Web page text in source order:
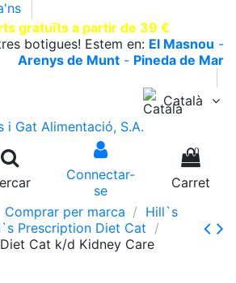
gratuïts a partir de 39 €
botigues! Estem en: El Masnou -
Arenys de Munt - Pineda de Mar
Català
Connectar-
se
0
Carret
Comprar per marca
Hill`s
Prescription Diet Cat
Cat k/d Kidney Care